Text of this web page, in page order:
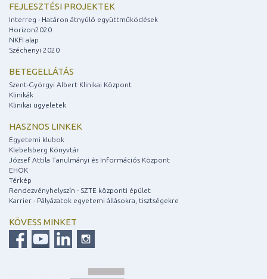
FEJLESZTÉSI PROJEKTEK
Interreg - Határon átnyúló együttműködések
Horizon2020
NKFI alap
Széchenyi 2020
BETEGELLÁTÁS
Szent-Györgyi Albert Klinikai Központ
Klinikák
Klinikai ügyeletek
HASZNOS LINKEK
Egyetemi klubok
Klebelsberg Könyvtár
József Attila Tanulmányi és Információs Központ
EHÖK
Térkép
Rendezvényhelyszín - SZTE központi épület
Karrier - Pályázatok egyetemi állásokra, tisztségekre
KÖVESS MINKET